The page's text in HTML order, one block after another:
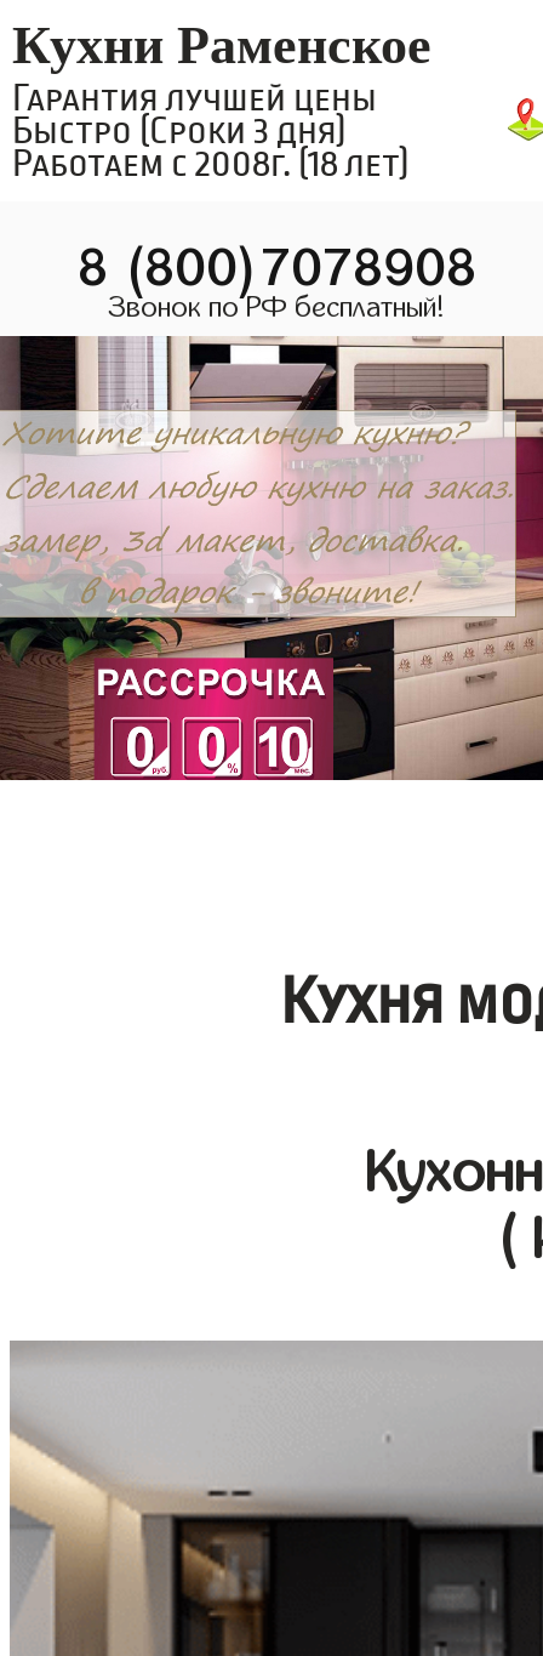
Кухни Раменское
Гарантия лучшей цены
Быстро (Сроки 3 дня)
Работаем с 2008г. (18 лет)
8 (800)7078908
Звонок по РФ бесплатный!
Кухня
(